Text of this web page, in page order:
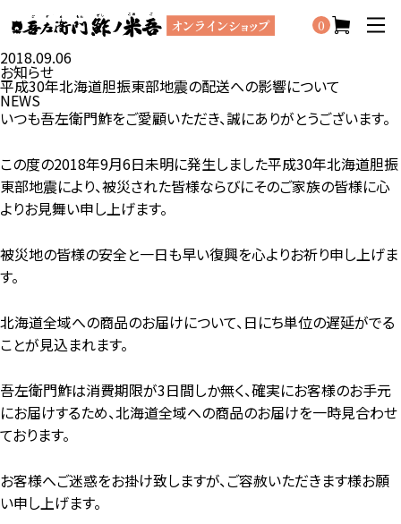
0
2018.09.06
お知らせ
平成30年北海道胆振東部地震の配送への影響について
NEWS
いつも吾左衛門鮓をご愛顧いただき、誠にありがとうございます。
この度の2018年9月6日未明に発生しました平成30年北海道胆振
東部地震により、被災された皆様ならびにそのご家族の皆様に心
よりお見舞い申し上げます。
被災地の皆様の安全と一日も早い復興を心よりお祈り申し上げま
す。
北海道全域への商品のお届けについて、日にち単位の遅延がでる
ことが見込まれます。
吾左衛門鮓は消費期限が3日間しか無く、確実にお客様のお手元
にお届けするため、北海道全域への商品のお届けを一時見合わせ
ております。
お客様へご迷惑をお掛け致しますが、ご容赦いただきます様お願
い申し上げます。